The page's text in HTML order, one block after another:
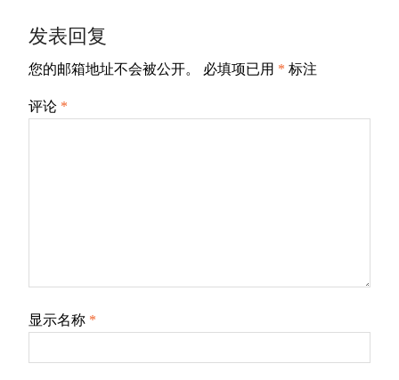
航
发表回复
您的邮箱地址不会被公开。 必填项已用 * 标注
评论 *
显示名称 *